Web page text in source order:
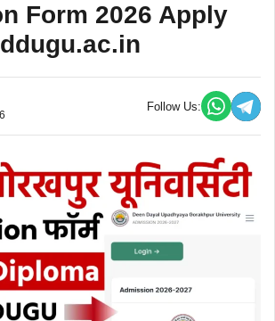
Form 2026 Apply
Follow Us: